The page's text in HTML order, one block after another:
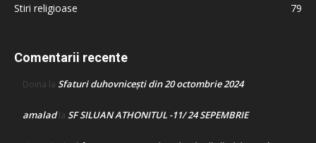
Stiri religioase
79
Comentarii recente
Doina la Sfaturi duhovnicești din 20 octombrie 2024
amaladla SF SILUAN ATHONITUL -11/ 24 SEPEMBRIE